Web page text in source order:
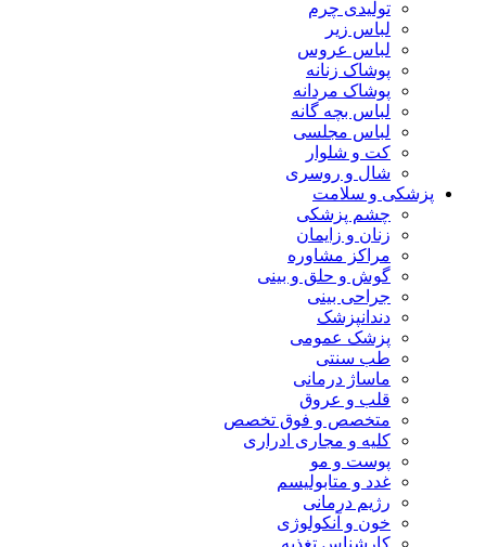
تولیدی چرم
لباس زیر
لباس عروس
پوشاک زنانه
پوشاک مردانه
لباس بچه گانه
لباس مجلسی
کت و شلوار
شال و روسری
پزشکی و سلامت
چشم پزشکی
زنان و زایمان
مراکز مشاوره
گوش و حلق و بینی
جراحی بینی
دندانپزشک
پزشک عمومی
طب سنتی
ماساژ درمانی
قلب و عروق
متخصص و فوق تخصص
کلیه و مجاری ادراری
پوست و مو
غدد و متابولیسم
رژیم درمانی
خون و آنکولوژی